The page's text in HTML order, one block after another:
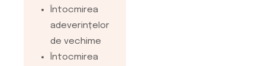
Întocmirea
adeverințelor
de vechime
Întocmirea